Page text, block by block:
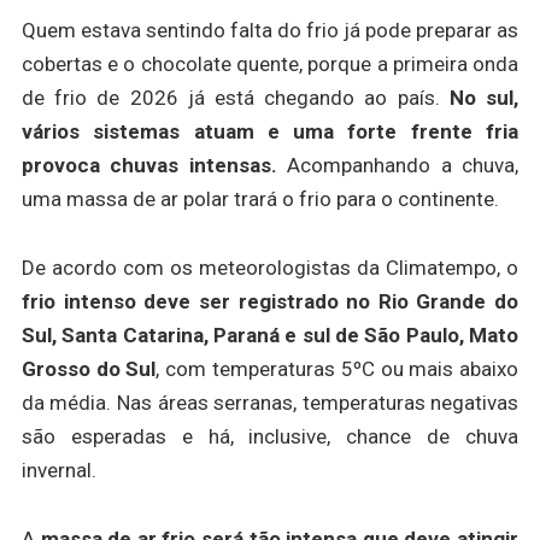
Quem estava sentindo falta do frio já pode preparar as
cobertas e o chocolate quente, porque a primeira onda
de frio de 2026 já está chegando ao país. No sul,
vários sistemas atuam e uma forte frente fria
provoca chuvas intensas. Acompanhando a chuva,
uma massa de ar polar trará o frio para o continente.
De acordo com os meteorologistas da Climatempo, o
frio intenso deve ser registrado no Rio Grande do
Sul, Santa Catarina, Paraná e sul de São Paulo, Mato
Grosso do Sul, com temperaturas 5ºC ou mais abaixo
da média. Nas áreas serranas, temperaturas negativas
são esperadas e há, inclusive, chance de chuva
invernal.